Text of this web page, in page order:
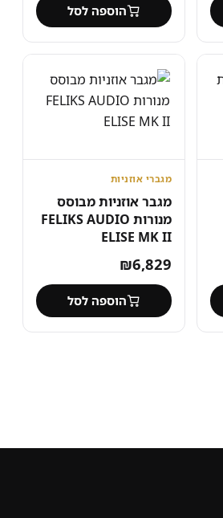
הוספה לסל
מגברי אוזניות
מגבר אוזניות מבוסס
מנורות FELIKS AUDIO
ELISE MK II
₪6,829
הוספה לסל